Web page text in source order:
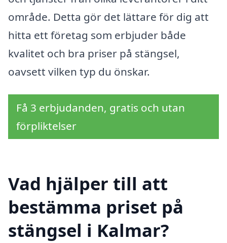
område. Detta gör det lättare för dig att
hitta ett företag som erbjuder både
kvalitet och bra priser på stängsel,
oavsett vilken typ du önskar.
Få 3 erbjudanden, gratis och utan
förpliktelser
Vad hjälper till att
bestämma priset på
stängsel i Kalmar?